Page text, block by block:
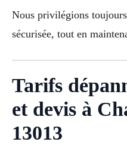
Nous privilégions
sécurisée, tout en
Tarifs
et devis à
13013